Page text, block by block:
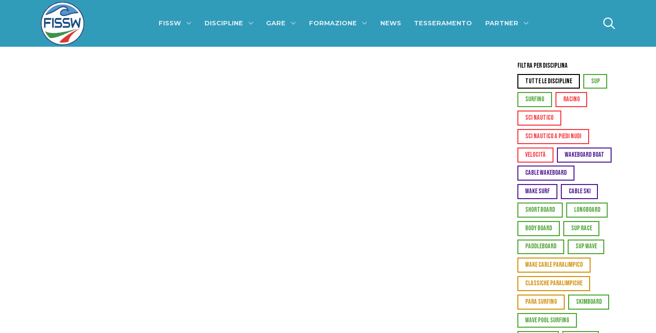
FISSW DISCIPLINE GARE FORMAZIONE NEWS TESSERAMENTO PARTNER
Filtra per Disciplina
TUTTE LE DISCIPLINE
SUP
SURFING RACING
SCI NAUTICO
SCI NAUTICO A PIEDI NUDI
VELOCITÀ WAKEBOARD BOAT
CABLE WAKEBOARD
WAKE SURF CABLE SKI
SHORTBOARD LONGBOARD
BODY BOARD SUP RACE
PADDLEBOARD SUP WAVE
WAKE CABLE PARALIMPICO
CLASSICHE PARALIMPICHE
PARA SURFING SKIMBOARD
WAVE POOL SURFING